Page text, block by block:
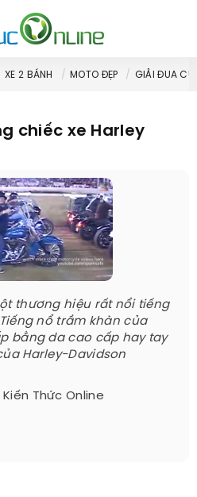
XE 2 BÁNH MOTO ĐẸP GIẢI ĐUA
chiếc xe Harley
thương hiệu rất nổi tiếng
nổ trầm khàn của
bằng da cao cấp hay tay
Harley-Davidson
Kiến Thức Online